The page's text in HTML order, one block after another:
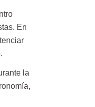
En
la